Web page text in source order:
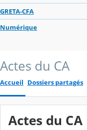
GRETA-CFA
Numérique
Actes du CA
Accueil Dossiers partagés
Actes du CA